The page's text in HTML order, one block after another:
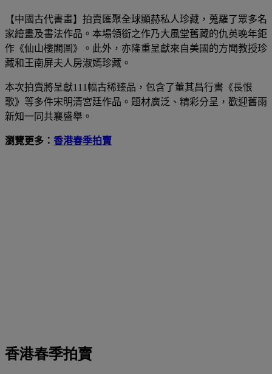
【中國古代書畫】拍賣匯聚全球顯赫私人珍藏，蒐羅了眾多名
家繪畫及書法作品。本場領銜之作乃大風堂舊藏的仇英晚年鉅
作《仙山樓閣圖》。此外，亦隆重呈獻來自美國的方聞教授珍
藏和王南屏夫人房淑嫣珍藏。
本次拍賣將呈獻111 幅古稀臻品，包含了董其昌行書《長恨
歌》等多件宋明清宮廷作品。題材廣泛、精彩分呈，歡迎舊雨
新知一同共襄盛舉。
瀏覽更多： 香港春季拍賣
香港春季拍賣